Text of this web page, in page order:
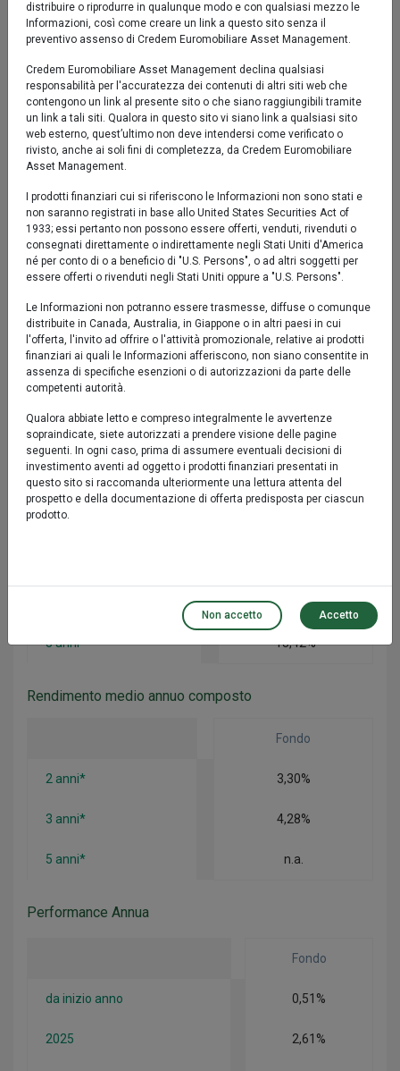
Fondo
set '25 nov '25 gen '26 mar '26 mag '26 lug '26
2024 2026
0 %
Performance al 04/08/2026
Fondo
YTD 0,65%
1 mese
3 mesi 0,74%
6 mesi 0,20%
Performance
1,71%
3 anni* 13,42%
Rendimento medio annuo composto
Fondo
2 anni* 3,30%
3 anni* 4,28%
5 anni* n.a.
Performance Annua
Fondo
da inizio anno 0,51%
2025 2,61%
distribuire o riprodurre in qualunque modo e con qualsiasi mezzo le
Informazioni, così come creare un link a questo sito senza il
preventivo assenso di Credem Euromobiliare Asset Management.
Credem Euromobiliare Asset Management declina qualsiasi
responsabilità per l'accuratezza dei contenuti di altri siti web che
contengono un link al presente sito o che siano raggiungibili tramite
un link a tali siti. Qualora in questo sito vi siano link a qualsiasi sito
web esterno, quest’ultimo non deve intendersi come verificato o
rivisto, anche ai soli fini di completezza, da Credem Euromobiliare
Asset Management.
I prodotti finanziari cui si riferiscono le Informazioni non sono stati e
non saranno registrati in base allo United States Securities Act of
1933; essi pertanto non possono essere offerti, venduti, rivenduti o
consegnati direttamente o indirettamente negli Stati Uniti d'America
né per conto di o a beneficio di "U.S. Persons", o ad altri soggetti per
essere offerti o rivenduti negli Stati Uniti oppure a "U.S. Persons".
Le Informazioni non potranno essere trasmesse, diffuse o comunque
distribuite in Canada, Australia, in Giappone o in altri paesi in cui
l'offerta, l'invito ad offrire o l'attività promozionale, relative ai prodotti
finanziari ai quali le Informazioni afferiscono, non siano consentite in
assenza di specifiche esenzioni o di autorizzazioni da parte delle
competenti autorità.
Qualora abbiate letto e compreso integralmente le avvertenze
sopraindicate, siete autorizzati a prendere visione delle pagine
seguenti. In ogni caso, prima di assumere eventuali decisioni di
investimento aventi ad oggetto i prodotti finanziari presentati in
questo sito si raccomanda ulteriormente una lettura attenta del
prospetto e della documentazione di offerta predisposta per ciascun
prodotto.
Non accetto Accetto